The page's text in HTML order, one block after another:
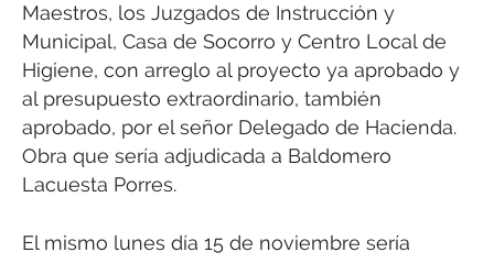
Maestros, los Juzgados de Instrucción y
Municipal, Casa de Socorro y Centro Local de
Higiene, con arreglo al proyecto ya aprobado y
al presupuesto extraordinario, también
aprobado, por el señor Delegado de Hacienda.
Obra que sería adjudicada a Baldomero
Lacuesta Porres.
El mismo lunes día 15 de noviembre sería